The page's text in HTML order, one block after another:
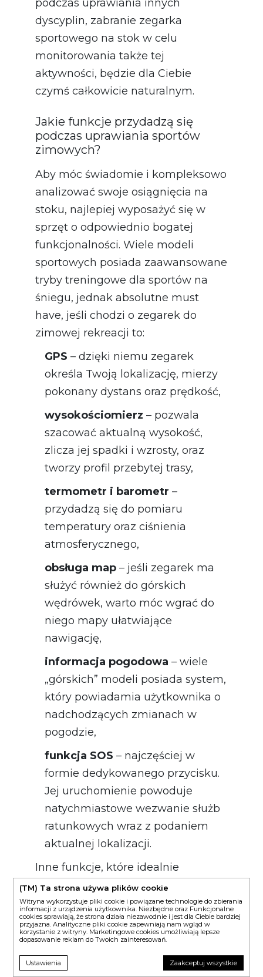
podczas uprawiania innych
dyscyplin, zabranie zegarka
sportowego na stok w celu
monitorowania także tej
aktywności, będzie dla Ciebie
czymś całkowicie naturalnym.
Jakie funkcje przydadzą się
podczas uprawiania sportów
zimowych?
Aby móc świadomie i kompleksowo
analizować swoje osiągnięcia na
stoku, najlepiej wyposażyć się w
sprzęt o odpowiednio bogatej
funkcjonalności. Wiele modeli
sportowych posiada zaawansowane
tryby treningowe dla sportów na
śniegu, jednak absolutne must
have, jeśli chodzi o zegarek do
zimowej rekreacji to:
GPS – dzięki niemu zegarek
określa Twoją lokalizację, mierzy
pokonany dystans oraz prędkość,
wysokościomierz – pozwala
szacować aktualną wysokość,
zlicza jej spadki i wzrosty, oraz
tworzy profil przebytej trasy,
termometr i barometr –
przydadzą się do pomiaru
temperatury oraz ciśnienia
atmosferycznego,
obsługa map – jeśli zegarek ma
służyć również do górskich
wędrówek, warto móc wgrać do
niego mapy ułatwiające
nawigację,
informacja pogodowa – wiele
„górskich” modeli posiada system,
który powiadamia użytkownika o
nadchodzących zmianach w
pogodzie,
funkcja SOS – najczęściej w
formie dedykowanego przycisku.
Jej uruchomienie powoduje
natychmiastowe wezwanie służb
ratunkowych wraz z podaniem
aktualnej lokalizacji.
Inne funkcje, które idealnie
sprawdzą się w górach to np. licznik
kroków, monitor kalorii czy
powiadomienia o nawadnianiu.
Przydane mogą okazać się również
funkcje zdrowotne, w szczególności:
pomiar tętna, pulsoksymetr,
(TM) Ta strona używa plików cookie
Witryna wykorzystuje pliki cookie i powiązane technologie do zbierania
informacji z urządzenia użytkownika. Niezbędne oraz Funkcjonalne
cookies sprawiają, że strona działa niezawodnie i jest dla Ciebie bardziej
przyjazna. Analityczne pliki cookie zapewniają nam wgląd w
korzystanie z witryny. Marketingowe cookies umożliwiają lepsze
dopasowanie reklam do Twoich zainteresowań.
Ustawienia Zaakceptuj wszystkie